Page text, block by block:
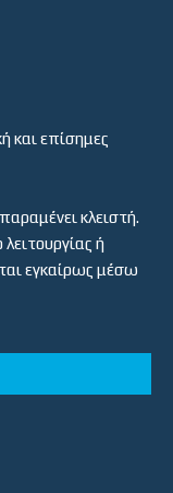
και επίσημες
κλειστή.
ή
εγκαίρως μέσω